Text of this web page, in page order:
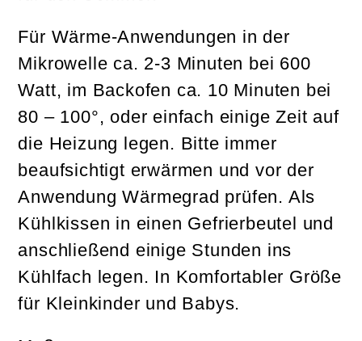
Für Wärme-Anwendungen in der
Mikrowelle ca. 2-3 Minuten bei 600
Watt, im Backofen ca. 10 Minuten bei
80 – 100°, oder einfach einige Zeit auf
die Heizung legen. Bitte immer
beaufsichtigt erwärmen und vor der
Anwendung Wärmegrad prüfen. Als
Kühlkissen in einen Gefrierbeutel und
anschließend einige Stunden ins
Kühlfach legen. In Komfortabler Größe
für Kleinkinder und Babys.